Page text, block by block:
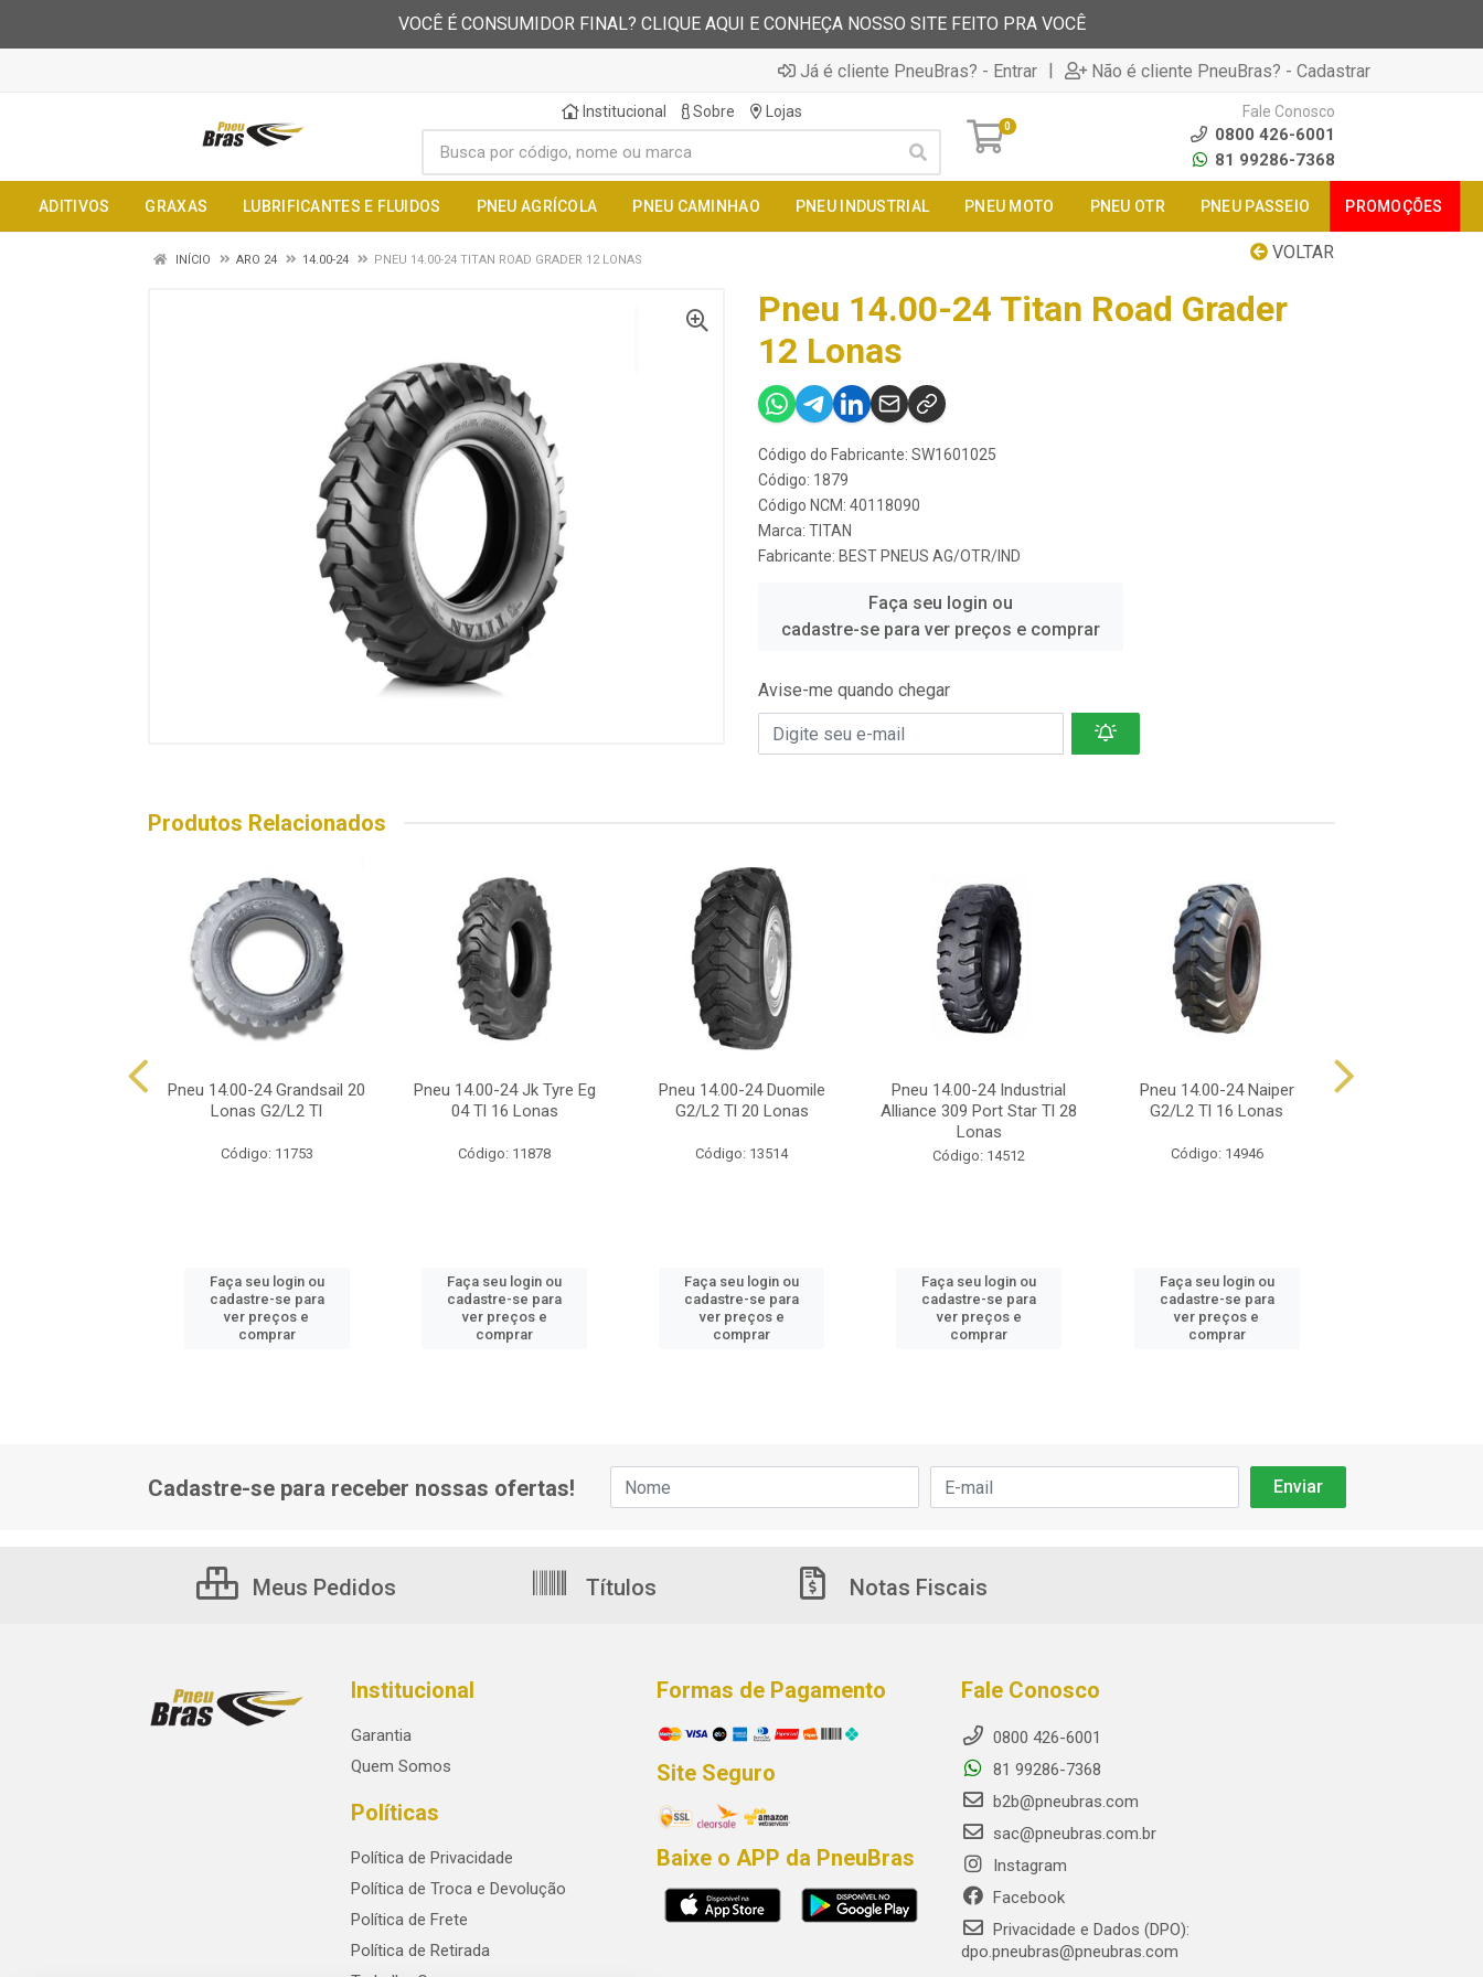
VOCÊ É CONSUMIDOR FINAL? CLIQUE AQUI E CONHEÇA NOSSO SITE FEITO PRA VOCÊ
Já é cliente PneuBras? - Entrar | Não é cliente PneuBras? - Cadastrar
Institucional Sobre Lojas
0
Fale Conosco
0800 426-6001
81 99286-7368
ADITIVOS GRAXAS LUBRIFICANTES E FLUIDOS PNEU AGRÍCOLA PNEU CAMINHAO PNEU INDUSTRIAL PNEU MOTO PNEU OTR PNEU PASSEIO PROMOÇÕES
VOLTAR
INÍCIO ARO 24 14.00-24 PNEU 14.00-24 TITAN ROAD GRADER 12 LONAS
Pneu 14.00-24 Titan Road Grader
12 Lonas
Código do Fabricante: SW1601025
Código: 1879
Código NCM: 40118090
Marca: TITAN
Fabricante: BEST PNEUS AG/OTR/IND
Faça seu login ou
cadastre-se para ver preços e comprar
Avise-me quando chegar
Produtos Relacionados
Pneu 14.00-24 Grandsail 20
Lonas G2/L2 Tl
Código: 11753
Faça seu login ou
cadastre-se para
ver preços e
comprar
Pneu 14.00-24 Jk Tyre Eg
04 Tl 16 Lonas
Código: 11878
Faça seu login ou
cadastre-se para
ver preços e
comprar
Pneu 14.00-24 Duomile
G2/L2 Tl 20 Lonas
Código: 13514
Faça seu login ou
cadastre-se para
ver preços e
comprar
Pneu 14.00-24 Industrial
Alliance 309 Port Star Tl 28
Lonas
Código: 14512
Faça seu login ou
cadastre-se para
ver preços e
comprar
Pneu 14.00-24 Naiper
G2/L2 Tl 16 Lonas
Código: 14946
Faça seu login ou
cadastre-se para
ver preços e
comprar
Cadastre-se para receber nossas ofertas!
Meus Pedidos Títulos Notas Fiscais
Institucional
Garantia
Quem Somos
Políticas
Política de Privacidade
Política de Troca e Devolução
Política de Frete
Política de Retirada
Formas de Pagamento
Site Seguro
Baixe o APP da PneuBras
Fale Conosco
0800 426-6001
81 99286-7368
b2b@pneubras.com
sac@pneubras.com.br
Instagram
Facebook
Privacidade e Dados (DPO):
dpo.pneubras@pneubras.com